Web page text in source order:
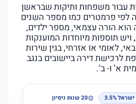
עבור משפחות ותיקות שבראשן
לפי פרמטרים כמו מספר השנים
הורה עצמאי, מספר ילדים,
תוספות מיוחדות המוענקות
לאומי או אזרחי, בגין שירות
לרכישת דירה ביישובים בנגב
א’ ו- ב’.
3.5%
20 שנות ניסיון